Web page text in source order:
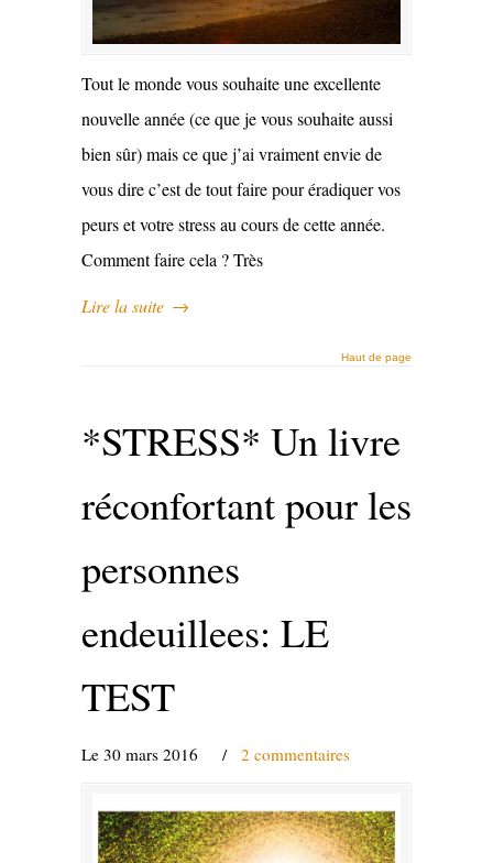
Tout le monde vous souhaite une excellente
nouvelle année (ce que je vous souhaite aussi
bien sûr) mais ce que j’ai vraiment envie de
vous dire c’est de tout faire pour éradiquer vos
peurs et votre stress au cours de cette année.
Comment faire cela ? Très
Lire la suite →
Haut de page
*STRESS* Un livre
réconfortant pour les
personnes
endeuillees: LE
TEST
Le 30 mars 2016 / 2 commentaires